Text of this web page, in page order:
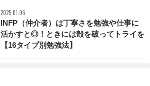
2025.01.06
INFP（仲介者）は丁寧さを勉強や仕事に
活かすと◎！ときには殻を破ってトライを
【16タイプ別勉強法】